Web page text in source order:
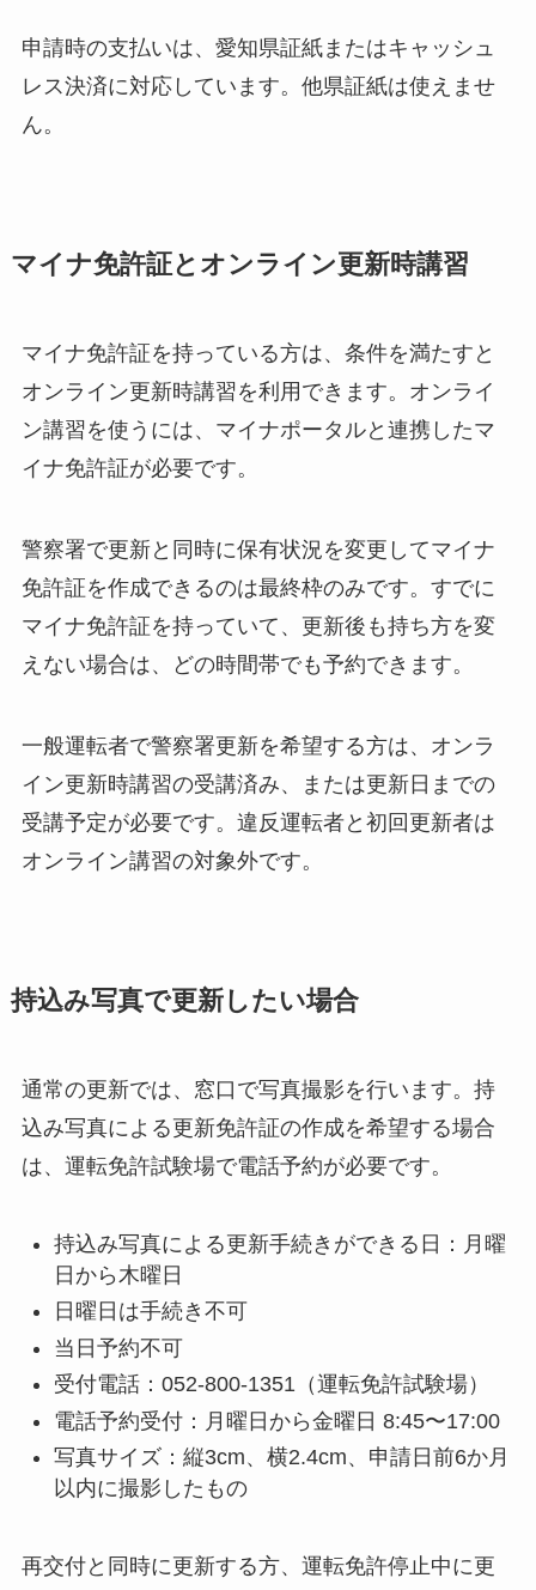
申請時の支払いは、愛知県証紙またはキャッシュ
レス決済に対応しています。他県証紙は使えませ
ん。
マイナ免許証とオンライン更新時講習
マイナ免許証を持っている方は、条件を満たすと
オンライン更新時講習を利用できます。オンライ
ン講習を使うには、マイナポータルと連携したマ
イナ免許証が必要です。
警察署で更新と同時に保有状況を変更してマイナ
免許証を作成できるのは最終枠のみです。すでに
マイナ免許証を持っていて、更新後も持ち方を変
えない場合は、どの時間帯でも予約できます。
一般運転者で警察署更新を希望する方は、オンラ
イン更新時講習の受講済み、または更新日までの
受講予定が必要です。違反運転者と初回更新者は
オンライン講習の対象外です。
持込み写真で更新したい場合
通常の更新では、窓口で写真撮影を行います。持
込み写真による更新免許証の作成を希望する場合
は、運転免許試験場で電話予約が必要です。
持込み写真による更新手続きができる日：月曜
日から木曜日
日曜日は手続き不可
当日予約不可
受付電話：052-800-1351（運転免許試験場）
電話予約受付：月曜日から金曜日 8:45〜17:00
写真サイズ：縦3cm、横2.4cm、申請日前6か月
以内に撮影したもの
再交付と同時に更新する方、運転免許停止中に更